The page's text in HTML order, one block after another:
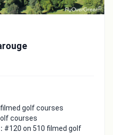
golf courses
courses
#120 on 510 filmed golf